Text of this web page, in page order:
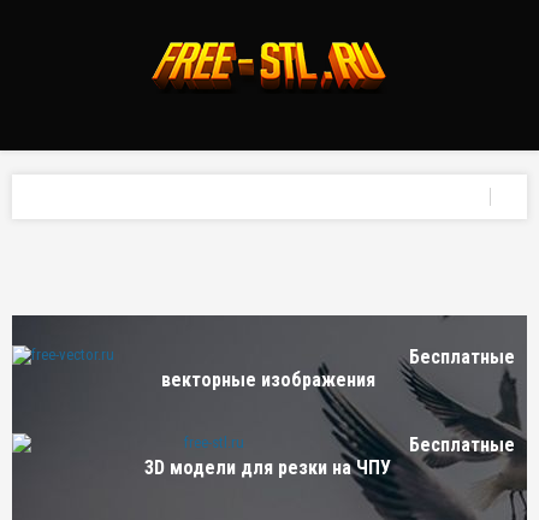
Бесплатные
векторные изображения
Бесплатные
3D модели для резки на ЧПУ